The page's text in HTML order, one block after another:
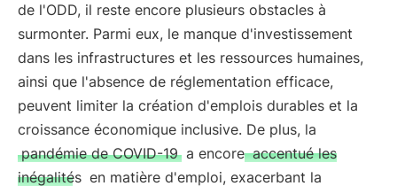
de l'ODD, il reste encore plusieurs obstacles à
surmonter. Parmi eux, le manque d'investissement
dans les infrastructures et les ressources humaines,
ainsi que l'absence de réglementation efficace,
peuvent limiter la création d'emplois durables et la
croissance économique inclusive. De plus, la
pandémie de COVID-19 a encore accentué les
inégalités en matière d'emploi, exacerbant la